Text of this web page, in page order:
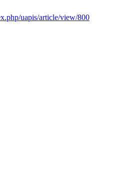
uapis/article/view/800